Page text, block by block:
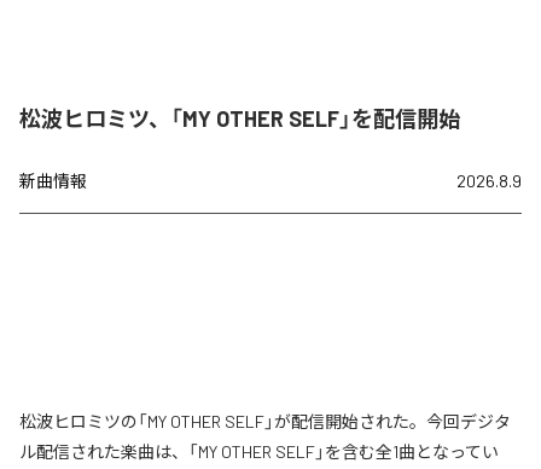
松波ヒロミツ、「MY OTHER SELF」を配信開始
新曲情報 2026.8.9
松波ヒロミツの「MY OTHER SELF」が配信開始された。今回デジタ
ル配信された楽曲は、「MY OTHER SELF」を含む全1曲となってい